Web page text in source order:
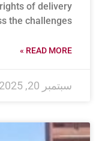
of delivery
the challenges
READ MORE »
سبتمبر 20, 2025